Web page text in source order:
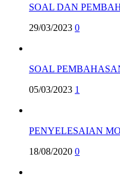
SOAL DAN
29/03/2023 0
SOAL
05/03/2023 1
PENYELESAIAN
18/08/2020 0